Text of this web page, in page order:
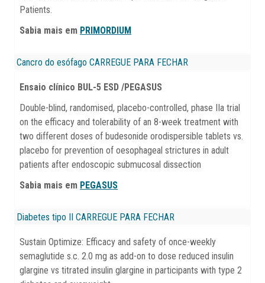
Patients.
Sabia mais em PRIMORDIUM
Cancro do esófago CARREGUE PARA FECHAR
Ensaio clínico BUL-5 ESD /PEGASUS
Double-blind, randomised, placebo-controlled, phase IIa trial
on the efficacy and tolerability of an 8-week treatment with
two different doses of budesonide orodispersible tablets vs.
placebo for prevention of oesophageal strictures in adult
patients after endoscopic submucosal dissection
Sabia mais em PEGASUS
Diabetes tipo II CARREGUE PARA FECHAR
Sustain Optimize: Efficacy and safety of once-weekly
semaglutide s.c. 2.0 mg as add-on to dose reduced insulin
glargine vs titrated insulin glargine in participants with type 2